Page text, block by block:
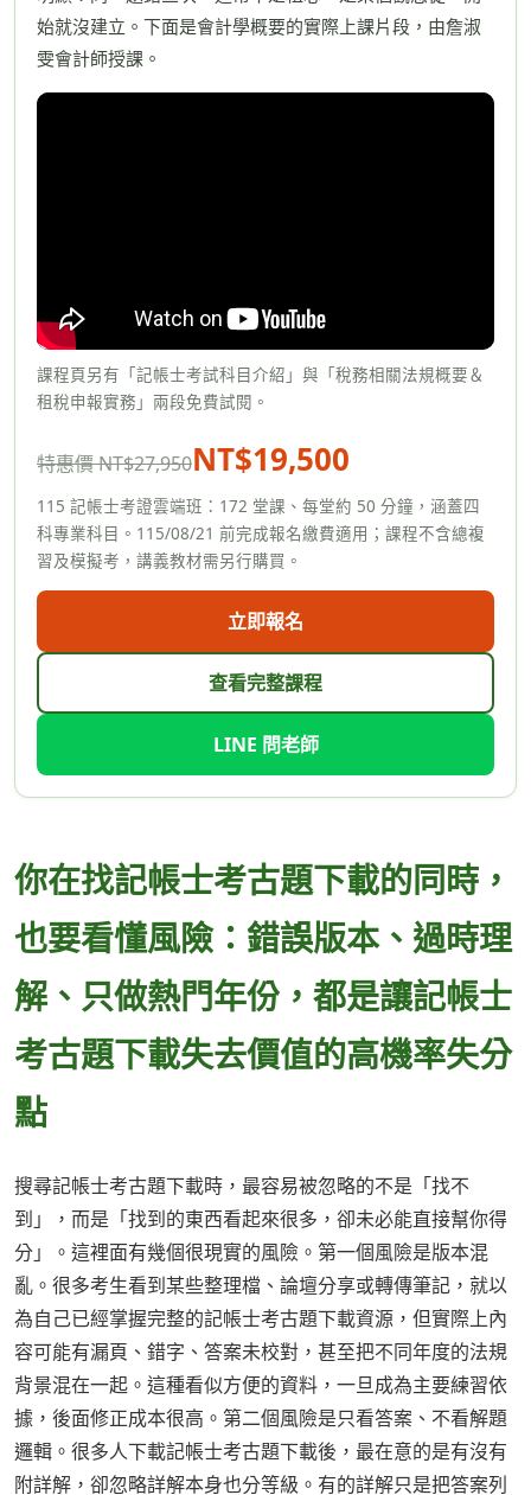
始就沒建立。下面是會計學概要的實際上課片段，由詹淑
雯會計師授課。
課程頁另有「記帳士考試科目介紹」與「稅務相關法規概要＆
租稅申報實務」兩段免費試閱。
特惠價 NT$27,950NT$19,500
115 記帳士考證雲端班：172 堂課、每堂約 50 分鐘，涵蓋四
科專業科目。115/08/21 前完成報名繳費適用；課程不含總複
習及模擬考，講義教材需另行購買。
立即報名
查看完整課程
LINE 問老師
你在找記帳士考古題下載的同時，
也要看懂風險：錯誤版本、過時理
解、只做熱門年份，都是讓記帳士
考古題下載失去價值的高機率失分
點
搜尋記帳士考古題下載時，最容易被忽略的不是「找不
到」，而是「找到的東西看起來很多，卻未必能直接幫你得
分」。這裡面有幾個很現實的風險。第一個風險是版本混
亂。很多考生看到某些整理檔、論壇分享或轉傳筆記，就以
為自己已經掌握完整的記帳士考古題下載資源，但實際上內
容可能有漏頁、錯字、答案未校對，甚至把不同年度的法規
背景混在一起。這種看似方便的資料，一旦成為主要練習依
據，後面修正成本很高。第二個風險是只看答案、不看解題
邏輯。很多人下載記帳士考古題下載後，最在意的是有沒有
附詳解，卻忽略詳解本身也分等級。有的詳解只是把答案列